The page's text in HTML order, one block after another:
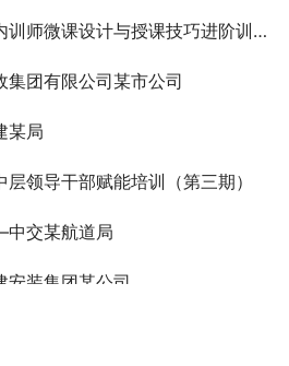
微课设计与授课技巧进阶训练营
团有限公司某市公司
某局
领导干部赋能培训（第三期）
交某航道局
装集团某公司